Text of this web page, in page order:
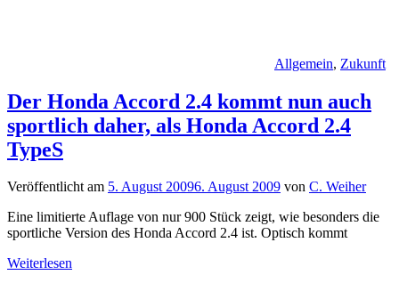
Allgemein, Zukunft
Der Honda Accord 2.4 kommt nun auch
sportlich daher, als Honda Accord 2.4
TypeS
Veröffentlicht am 5. August 20096. August 2009 von C. Weiher
Eine limitierte Auflage von nur 900 Stück zeigt, wie besonders die
sportliche Version des Honda Accord 2.4 ist. Optisch kommt
Weiterlesen